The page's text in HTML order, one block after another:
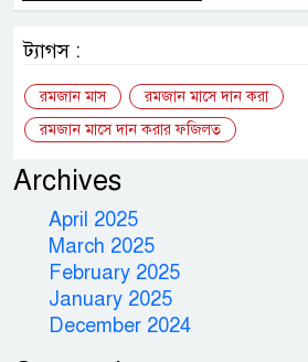
ট্যাগস :
রমজান মাস
রমজান মাসে দান করা
রমজান মাসে দান করার ফজিলত
Archives
April 2025
March 2025
February 2025
January 2025
December 2024